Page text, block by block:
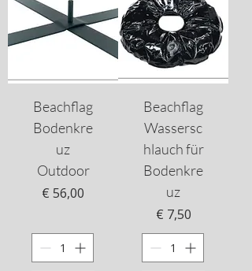
Beachflag
Bodenkre
uz
Outdoor
Preis
€ 56,00
Beachflag
Wassersc
hlauch für
Bodenkre
uz
Preis
€ 7,50